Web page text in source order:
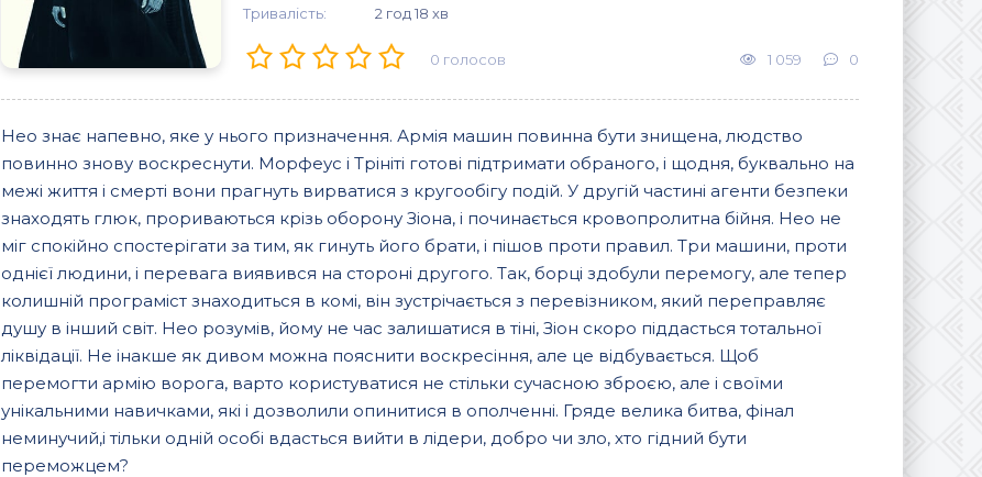
Тривалість:
2 год 18 хв
0 голосов 1 059 0
Нео знає напевно, яке у нього призначення. Армія машин повинна бути знищена, людство
повинно знову воскреснути. Морфеус і Трініті готові підтримати обраного, і щодня, буквально на
межі життя і смерті вони прагнуть вирватися з кругообігу подій. У другій частині агенти безпеки
знаходять глюк, прориваються крізь оборону Зіона, і починається кровопролитна бійня. Нео не
міг спокійно спостерігати за тим, як гинуть його брати, і пішов проти правил. Три машини, проти
однієї людини, і перевага виявився на стороні другого. Так, борці здобули перемогу, але тепер
колишній програміст знаходиться в комі, він зустрічається з перевізником, який переправляє
душу в інший світ. Нео розумів, йому не час залишатися в тіні, Зіон скоро піддасться тотальної
ліквідації. Не інакше як дивом можна пояснити воскресіння, але це відбувається. Щоб
перемогти армію ворога, варто користуватися не стільки сучасною зброєю, але і своїми
унікальними навичками, які і дозволили опинитися в ополченні. Гряде велика битва, фінал
неминучий,і тільки одній особі вдасться вийти в лідери, добро чи зло, хто гідний бути
переможцем?